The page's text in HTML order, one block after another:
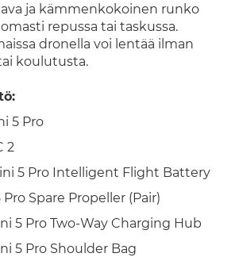
ja kämmenkokoinen runko
repussa tai taskussa.
dronella voi lentää ilman
koulutusta.
5 Pro
2
5 Pro Intelligent Flight Battery
Pro Spare Propeller (Pair)
5 Pro Two-Way Charging Hub
5 Pro Shoulder Bag